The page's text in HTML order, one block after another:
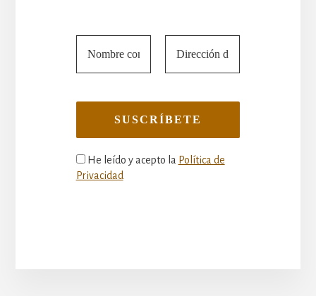
He leído y acepto la Política de
Privacidad